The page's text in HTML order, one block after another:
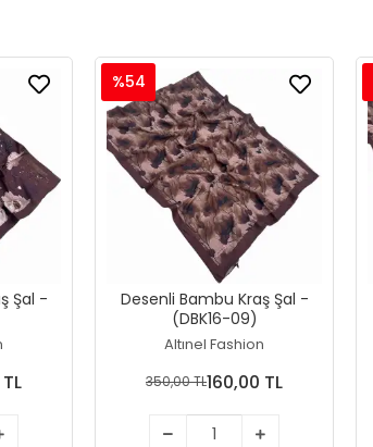
Şal -
Desenli Bambu Kraş Şal -
(DBK16-09)
Altınel Fashion
%54
350,00 TL160,00 TL